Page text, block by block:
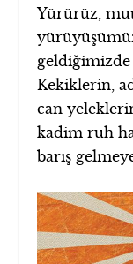
Yürürüz,
Kekiklerin,
can
kadim ruh
barış